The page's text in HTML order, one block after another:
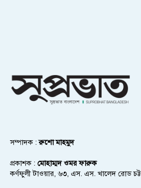
সম্পাদক :রুশো মাহমুদ
প্রকাশক : মোহাম্মদ ওমর ফারুক
কর্ণফুলী টাওয়ার, ৬৩, এস. এস. খালেদ রোড